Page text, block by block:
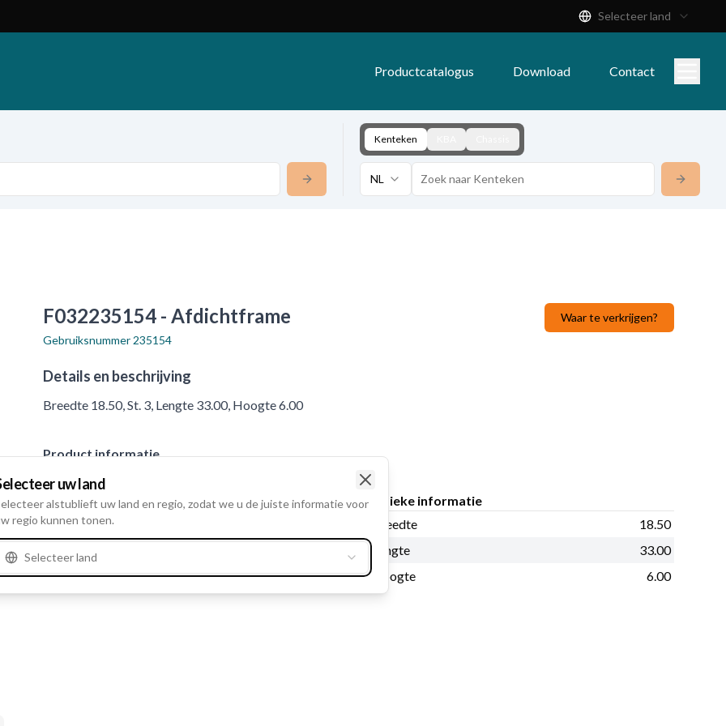
Selecteer land
Productcatalogus Download Contact
Kenteken
NL
F032235154 - Afdichtframe
Waar te verkrijgen?
Gebruiksnummer 235154
Details en beschrijving
Breedte 18.50, St. 3, Lengte 33.00, Hoogte 6.00
Product informatie
Cataloog informatie
St.
Fysieke informatie
Breedte
18.50
Lengte
33.00
Hoogte
6.00
uw land
alstublieft uw land en regio, zodat we u de juiste informatie voor
regio kunnen tonen.
Selecteer land
Close